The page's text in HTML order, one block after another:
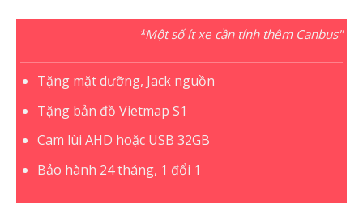
*Một số ít xe cần tính thêm Canbus"
Tặng mặt dưỡng, Jack nguồn
Tặng bản đồ Vietmap S1
Cam lùi AHD hoặc USB 32GB
Bảo hành 24 tháng, 1 đổi 1